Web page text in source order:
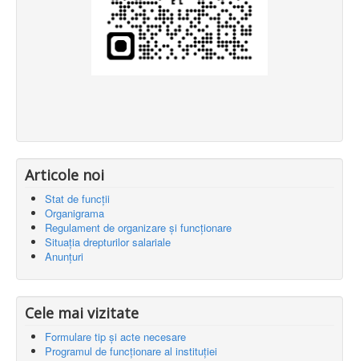
Articole noi
Stat de funcții
Organigrama
Regulament de organizare și funcționare
Situația drepturilor salariale
Anunțuri
Cele mai vizitate
Formulare tip și acte necesare
Programul de funcționare al instituției